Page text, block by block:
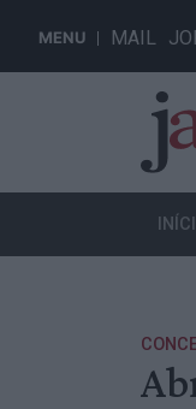
MENU MAIL